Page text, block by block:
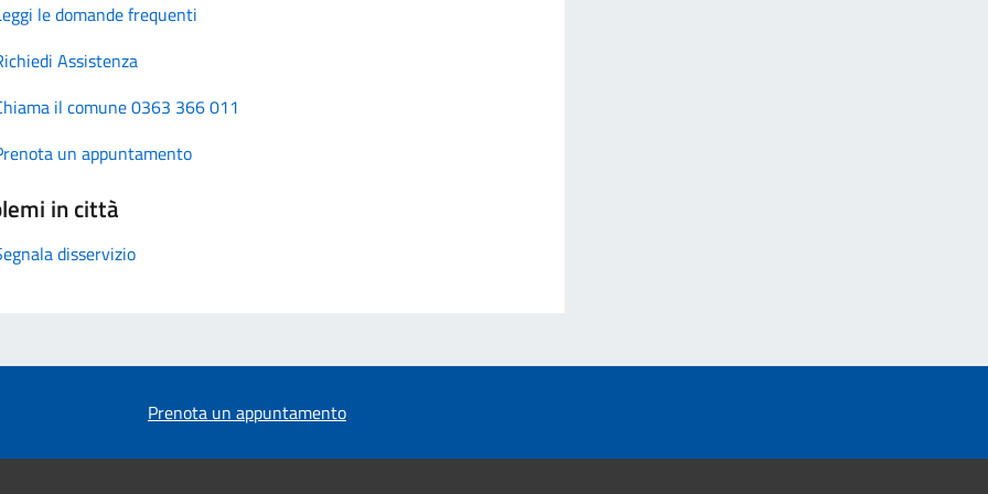
le domande frequenti
Assistenza
il comune 0363 366 011
un appuntamento
in città
disservizio
Prenota un appuntamento